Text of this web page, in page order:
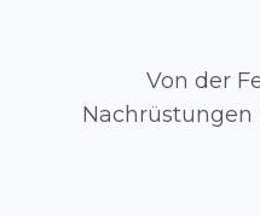
Von der
Nachrüstungen